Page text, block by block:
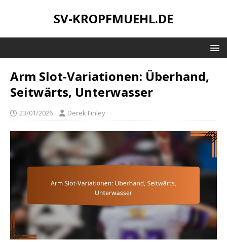
SV-KROPFMUEHL.DE
Arm Slot-Variationen: Überhand,
Seitwärts, Unterwasser
23/01/2026 Derek Finley